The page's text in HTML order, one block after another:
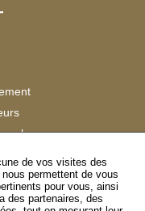
de vos visites des
permettent de vous
pour vous, ainsi
des partenaires, des